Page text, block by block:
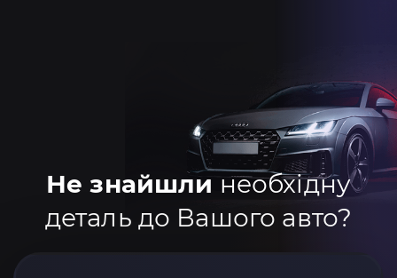
Не знайшли необхідну
деталь до Вашого авто?